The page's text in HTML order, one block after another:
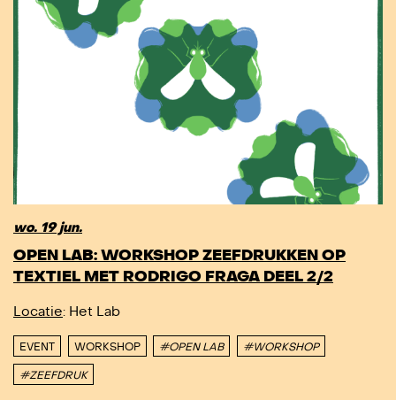
wo. 19 jun.
OPEN LAB: WORKSHOP ZEEFDRUKKEN OP
TEXTIEL MET RODRIGO FRAGA DEEL 2/2
Locatie: Het Lab
EVENT WORKSHOP #OPEN LAB #WORKSHOP
#ZEEFDRUK